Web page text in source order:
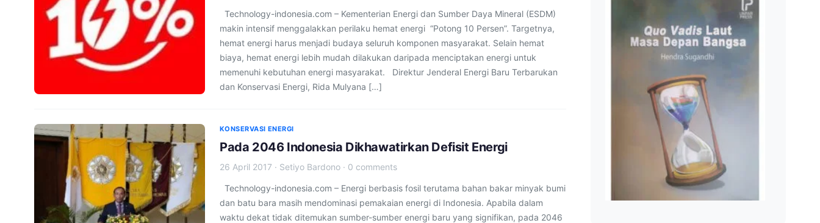
Technology-indonesia.com – Kementerian Energi dan Sumber Daya Mineral (ESDM)
makin intensif menggalakkan perilaku hemat energi “Potong 10 Persen”. Targetnya,
hemat energi harus menjadi budaya seluruh komponen masyarakat. Selain hemat
biaya, hemat energi lebih mudah dilakukan daripada menciptakan energi untuk
memenuhi kebutuhan energi masyarakat. Direktur Jenderal Energi Baru Terbarukan
dan Konservasi Energi, Rida Mulyana […]
KONSERVASI ENERGI
Pada 2046 Indonesia Dikhawatirkan Defisit Energi
26 April 2017 · Setiyo Bardono · 0 comments
Technology-indonesia.com – Energi berbasis fosil terutama bahan bakar minyak bumi
dan batu bara masih mendominasi pemakaian energi di Indonesia. Apabila dalam
waktu dekat tidak ditemukan sumber-sumber energi baru yang signifikan, pada 2046